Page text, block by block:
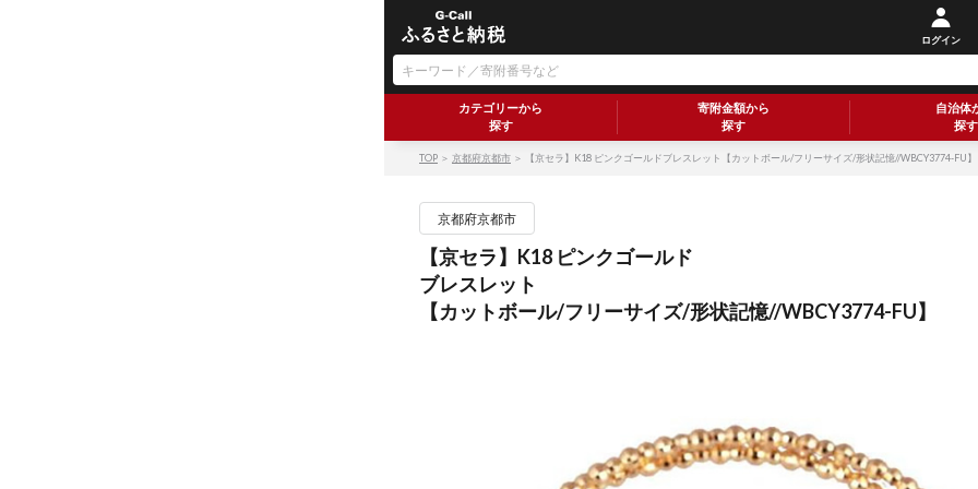
ログイン
カテゴリーから
探す
寄附金額から
探す
自治体
探す
TOP ＞ 京都府京都市 ＞ 【京セラ】K18 ピンクゴールドブレスレット【カットボール/フリーサイズ/形状記憶//WBCY3774-FU】
京都府京都市
【京セラ】K18 ピンクゴールド
ブレスレット
【カットボール/フリーサイズ/形状記憶//WBCY3774-FU】